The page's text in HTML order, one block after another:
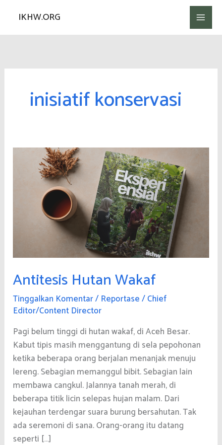
konten
IKHW.ORG
inisiatif konservasi
Antitesis Hutan Wakaf
Tinggalkan Komentar/ Reportase/Chief
Editor/Content Director
Pagi belum tinggi di hutan wakaf, di Aceh Besar.
Kabut tipis masih menggantung di sela pepohonan
ketika beberapa orang berjalan menanjak menuju
lereng. Sebagian memanggul bibit. Sebagian lain
membawa cangkul. Jalannya tanah merah, di
beberapa titik licin selepas hujan malam. Dari
kejauhan terdengar suara burung bersahutan. Tak
ada seremoni di sana. Orang-orang itu datang
seperti […]